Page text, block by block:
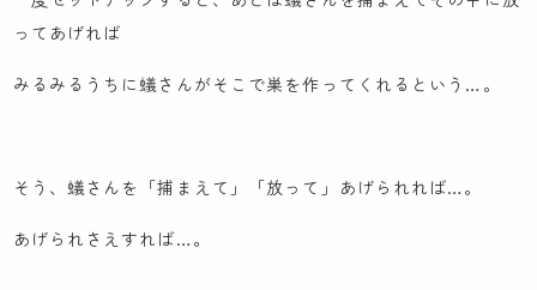
ケンパの活動ブログ
ってあげれば
みるみるうちに蟻さんがそこで巣を作ってくれるという…。
そう、蟻さんを「捕まえて」「放って」あげられれば…。
あげられさえすれば…。